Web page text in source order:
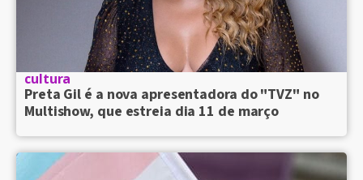
cultura
Preta Gil é a nova apresentadora do "TVZ" no
Multishow, que estreia dia 11 de março